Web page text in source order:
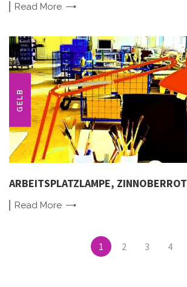
Read More
GELB
ARBEITSPLATZLAMPE, ZINNOBERROT
Read More
1 2 3 4